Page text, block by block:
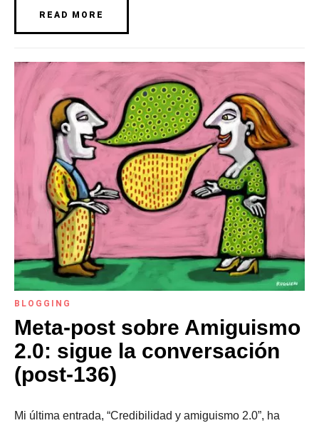
READ MORE
BLOGGING
Meta-post sobre Amiguismo
2.0: sigue la conversación
(post-136)
Mi última entrada, “Credibilidad y amiguismo 2.0”, ha